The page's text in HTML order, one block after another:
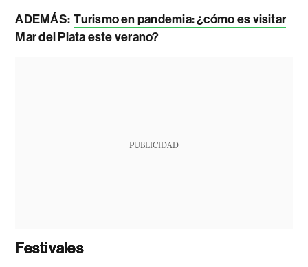
ADEMÁS: Turismo en pandemia: ¿cómo es visitar
Mar del Plata este verano?
PUBLICIDAD
Festivales